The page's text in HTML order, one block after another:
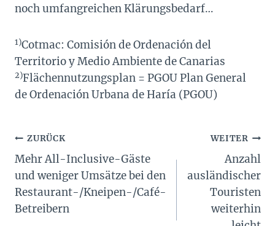
noch umfangreichen Klärungsbedarf…
1)Cotmac: Comisión de Ordenación del
Territorio y Medio Ambiente de Canarias
2)Flächennutzungsplan = PGOU Plan General
de Ordenación Urbana de Haría (PGOU)
Beitragsnavigation
ZURÜCK
Mehr All-Inclusive-Gäste
und weniger Umsätze bei den
Restaurant-/Kneipen-/Café-
Betreibern
WEITER
Anzahl
ausländischer
Touristen
weiterhin